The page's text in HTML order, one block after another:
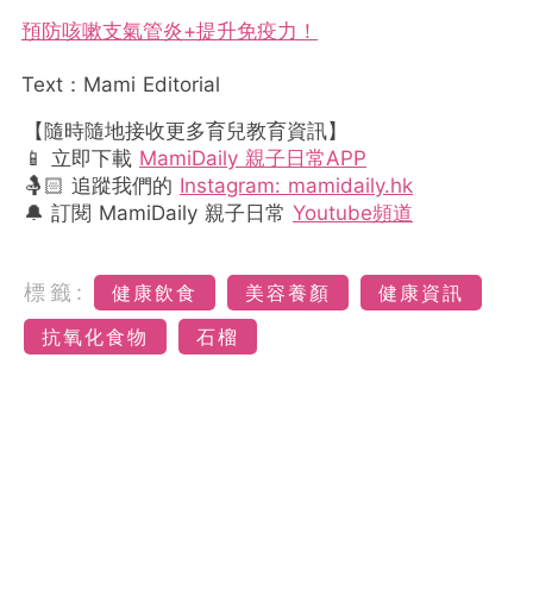
預防咳嗽支氣管炎+提升免疫力！
Text：Mami Editorial
【隨時隨地接收更多育兒教育資訊】
📱 立即下載 MamiDaily 親子日常APP
🤱🏻 追蹤我們的 Instagram: mamidaily.hk
🔔 訂閱 MamiDaily 親子日常 Youtube頻道
標籤: 健康飲食 美容養顏
健康資訊
抗氧化食物
石榴